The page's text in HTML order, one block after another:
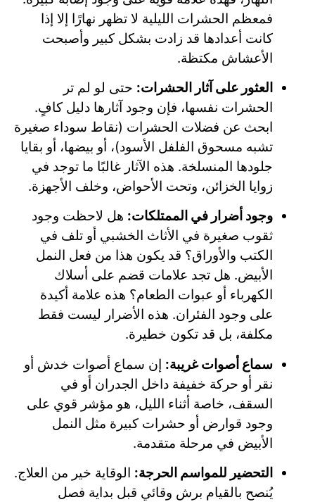
فمعظم الحشرات الليلية لا تظهر نهارًا إلا إذا
كانت أعدادها قد زادت بشكل كبير وأصبحت
الأعشاش مكتظة.
العثور على آثار الحشرات: حتى لو لم تر
الحشرات نفسها، فإن وجود آثارها دليل كافٍ.
ابحث عن فضلات الحشرات (نقاط سوداء صغيرة
تشبه مسحوق الفلفل الأسود)، أو بيضها، أو بقايا
جلودها المنسلخة. هذه الآثار غالبًا ما توجد في
زوايا الخزائن، وتحت الأحواض، وخلف الأجهزة.
وجود أضرار في الممتلكات: هل لاحظت وجود
ثقوب صغيرة في الأثاث الخشبي أو تلف في
الكتب والأوراق؟ قد يكون هذا من فعل النمل
الأبيض. هل تجد علامات قضم على أسلاك
الكهرباء أو عبوات الطعام؟ هذه علامة أكيدة
على وجود الفئران. هذه الأضرار ليست فقط
مكلفة، بل قد تكون خطيرة.
سماع أصوات غريبة: إن سماع أصوات خدش أو
نقر أو حركة خفيفة داخل الجدران أو في
السقف، خاصة أثناء الليل، هو مؤشر قوي على
وجود قوارض أو حشرات كبيرة مثل النمل
الأبيض في مرحلة متقدمة.
التحضير للمواسم الحرجة: الوقاية خير من العلاج.
يُنصح بالقيام برش وقائي قبل بداية فصل